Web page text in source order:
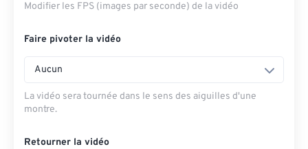
Modifier les FPS (images par seconde) de la vidéo
Faire pivoter la vidéo
Aucun
La vidéo sera tournée dans le sens des aiguilles d'une
montre.
Retourner la vidéo